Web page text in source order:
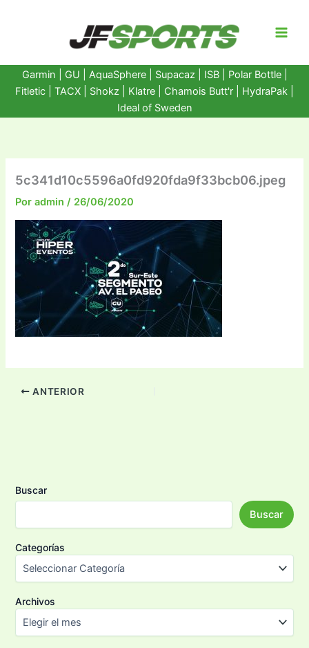
Garmin GU AquaSphere| Supacaz | ISB | Polar Bottle|
Fitletic
TACX Shokz Klatre Chamois Butt'r HydraPak
Ideal of Sweden
5c341d10c5596a0fd920fda9f33bcb06.jpeg
Poradmin/ 26/06/2020
ANTERIOR
Buscar
Buscar
Categorías
Archivos